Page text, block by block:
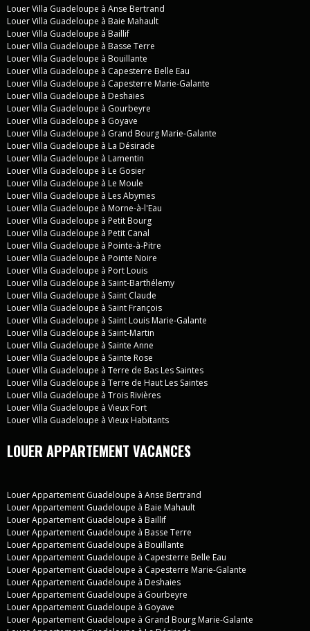
Louer Villa Guadeloupe à Anse Bertrand
Louer Villa Guadeloupe à Baie Mahault
Louer Villa Guadeloupe à Baillif
Louer Villa Guadeloupe à Basse Terre
Louer Villa Guadeloupe à Bouillante
Louer Villa Guadeloupe à Capesterre Belle Eau
Louer Villa Guadeloupe à Capesterre Marie-Galante
Louer Villa Guadeloupe à Deshaies
Louer Villa Guadeloupe à Gourbeyre
Louer Villa Guadeloupe à Goyave
Louer Villa Guadeloupe à Grand Bourg Marie-Galante
Louer Villa Guadeloupe à La Désirade
Louer Villa Guadeloupe à Lamentin
Louer Villa Guadeloupe à Le Gosier
Louer Villa Guadeloupe à Le Moule
Louer Villa Guadeloupe à Les Abymes
Louer Villa Guadeloupe à Morne-à-l'Eau
Louer Villa Guadeloupe à Petit Bourg
Louer Villa Guadeloupe à Petit Canal
Louer Villa Guadeloupe à Pointe-à-Pitre
Louer Villa Guadeloupe à Pointe Noire
Louer Villa Guadeloupe à Port Louis
Louer Villa Guadeloupe à Saint-Barthélemy
Louer Villa Guadeloupe à Saint Claude
Louer Villa Guadeloupe à Saint François
Louer Villa Guadeloupe à Saint Louis Marie-Galante
Louer Villa Guadeloupe à Saint-Martin
Louer Villa Guadeloupe à Sainte Anne
Louer Villa Guadeloupe à Sainte Rose
Louer Villa Guadeloupe à Terre de Bas Les Saintes
Louer Villa Guadeloupe à Terre de Haut Les Saintes
Louer Villa Guadeloupe à Trois Rivières
Louer Villa Guadeloupe à Vieux Fort
Louer Villa Guadeloupe à Vieux Habitants
LOUER APPARTEMENT VACANCES
Louer Appartement Guadeloupe à Anse Bertrand
Louer Appartement Guadeloupe à Baie Mahault
Louer Appartement Guadeloupe à Baillif
Louer Appartement Guadeloupe à Basse Terre
Louer Appartement Guadeloupe à Bouillante
Louer Appartement Guadeloupe à Capesterre Belle Eau
Louer Appartement Guadeloupe à Capesterre Marie-Galante
Louer Appartement Guadeloupe à Deshaies
Louer Appartement Guadeloupe à Gourbeyre
Louer Appartement Guadeloupe à Goyave
Louer Appartement Guadeloupe à Grand Bourg Marie-Galante